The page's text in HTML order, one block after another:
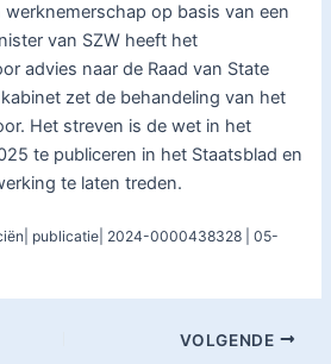
op basis van een
van SZW heeft het
advies naar de Raad van State
zet de behandeling van het
Het streven is de wet in het
te publiceren in het Staatsblad en
te laten treden.
publicatie| 2024-0000438328 | 05-
VOLGENDE